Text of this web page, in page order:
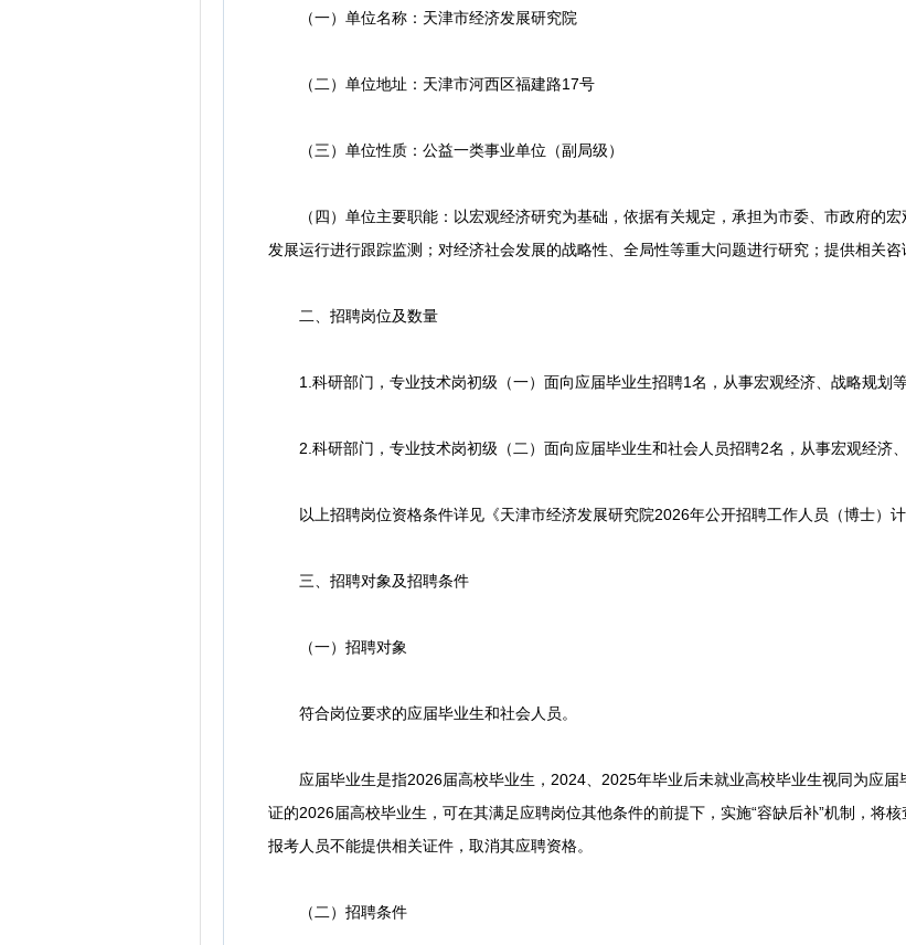
（一）单位名称：天津市经济发展研究院
（二）单位地址：天津市河西区福建路17号
（三）单位性质：公益一类事业单位（副局级）
（四）单位主要职能：以宏观经济研究为基础，依据有关规定，承担为市委、市政府的宏
发展运行进行跟踪监测；对经济社会发展的战略性、全局性等重大问题进行研究；提供相关咨
二、招聘岗位及数量
1.科研部门，专业技术岗初级（一）面向应届毕业生招聘1名，从事宏观经济、战略规划等
2.科研部门，专业技术岗初级（二）面向应届毕业生和社会人员招聘2名，从事宏观经济、
以上招聘岗位资格条件详见《天津市经济发展研究院2026年公开招聘工作人员（博士）计
三、招聘对象及招聘条件
（一）招聘对象
符合岗位要求的应届毕业生和社会人员。
应届毕业生是指2026届高校毕业生，2024、2025年毕业后未就业高校毕业生视同为应届
证的2026届高校毕业生，可在其满足应聘岗位其他条件的前提下，实施“容缺后补”机制，将
报考人员不能提供相关证件，取消其应聘资格。
（二）招聘条件